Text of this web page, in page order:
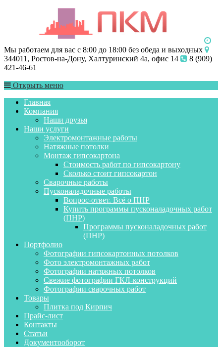
Мы работаем для вас с 8:00 до 18:00 без обеда и выходных
344011, Ростов-на-Дону, Халтуринский 4а, офис 14
8 (909)
421-46-61
Открыть меню
Главная
Компания
Наши друзья
Наши услуги
Электромонтажные работы
Натяжные потолки
Монтаж гипсокартона
Стоимость работ по гипсокартону
Сколько стоит гипсокартон
Сварочные работы
Пусконаладочные работы
Вопрос-ответ. Всё о ПНР
Купить программы пусконаладочных работ
(ПНР)
Программы пусконаладочных работ
(ПНР)
Портфолио
Фотографии гипсокартонных потолков
Фото электромонтажных работ
Фотографии натяжных потолков
Свежие фотографии ГКЛ-конструкций
Фотографии сварочных работ
Товары
Плитка под Кирпич
Прайс-лист
Контакты
Статьи
Документооборот